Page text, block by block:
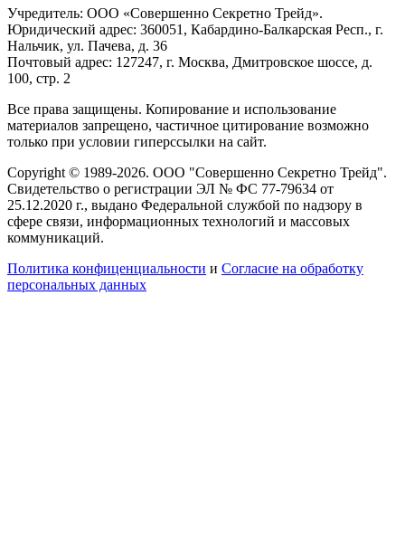
Учредитель: ООО «Совершенно Секретно Трейд».
Юридический адрес: 360051, Кабардино-Балкарская Респ., г.
Нальчик, ул. Пачева, д. 36
Почтовый адрес: 127247, г. Москва, Дмитровское шоссе, д.
100, стр. 2
Все права защищены. Копирование и использование
материалов запрещено, частичное цитирование возможно
только при условии гиперссылки на сайт.
Copyright © 1989-2026. ООО "Совершенно Секретно Трейд".
Свидетельство о регистрации ЭЛ № ФС 77-79634 от
25.12.2020 г., выдано Федеральной службой по надзору в
сфере связи, информационных технологий и массовых
коммуникаций.
Политика конфиценциальности и Согласие на обработку
персональных данных